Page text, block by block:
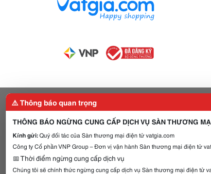
⚠️ Thông báo quan trọng
THÔNG BÁO NGỪNG CUNG CẤP DỊCH VỤ SÀN THƯƠNG
Kính gửi:Quý đối tác của Sàn thương mại điện tử vatgia.com
Công ty Cổ phần VNP Group – Đơn vị vận hành Sàn thương mại điện tử
📅 Thời điểm ngừng cung cấp dịch vụ
Chúng tôi sẽ chính thức ngừng cung cấp dịch vụ Sàn thương mại điện tử